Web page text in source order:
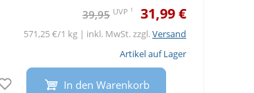
39,95 UVP 1 31,99 €
571,25 €/1 kg | inkl. MwSt. zzgl.Versand
Artikel auf Lager
Auf den Merkzettel
In den Warenkorb